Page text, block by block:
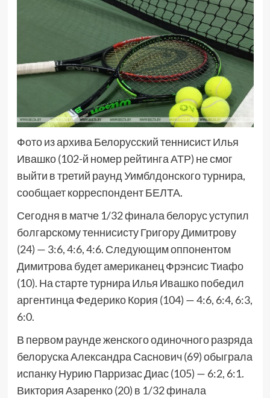
Фото из архива Белорусский теннисист Илья
Ивашко (102-й номер рейтинга АТР) не смог
выйти в третий раунд Уимблдонского турнира,
сообщает корреспондент БЕЛТА.
Сегодня в матче 1/32 финала белорус уступил
болгарскому теннисисту Григору Димитрову
(24) — 3:6, 4:6, 4:6. Следующим оппонентом
Димитрова будет американец Фрэнсис Тиафо
(10). На старте турнира Илья Ивашко победил
аргентинца Федерико Кория (104) — 4:6, 6:4, 6:3,
6:0.
В первом раунде женского одиночного разряда
белоруска Александра Саснович (69) обыграла
испанку Нурию Парризас Диас (105) — 6:2, 6:1.
Виктория Азаренко (20) в 1/32 финала